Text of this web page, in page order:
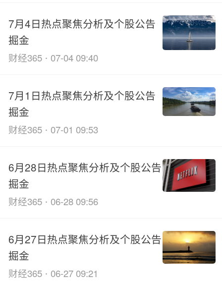
7月4日热点聚焦分析及个股公告
掘金
财经365 · 07-04 09:40
7月1日热点聚焦分析及个股公告
掘金
财经365 · 07-01 09:53
6月28日热点聚焦分析及个股公告
掘金
财经365 · 06-28 09:56
6月27日热点聚焦分析及个股公告
掘金
财经365 · 06-27 09:21